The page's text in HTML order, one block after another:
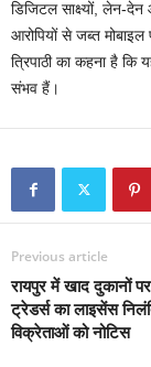
डिजिटल साक्ष्यों, लेन-
आरोपियों से जब्त
त्रिपाठी का कहना है
संभव हैं।
Previous article
रायपुर में खाद दुकानों पर
ट्रेडर्स का लाइसेंस
विक्रेताओं को नोटिस